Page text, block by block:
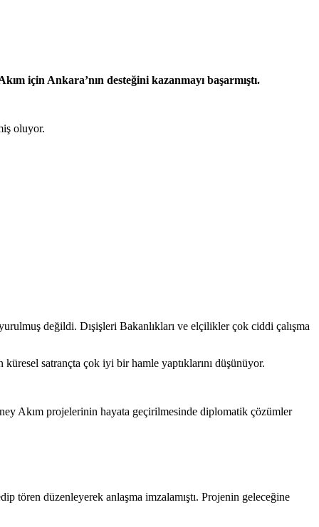
için Ankara’nın desteğini kazanmayı başarmıştı.
oluyor.
değildi. Dışişleri Bakanlıkları ve elçilikler çok ciddi çalışma
satrançta çok iyi bir hamle yaptıklarını düşünüyor.
Akım projelerinin hayata geçirilmesinde diplomatik çözümler
tören düzenleyerek anlaşma imzalamıştı. Projenin geleceğine